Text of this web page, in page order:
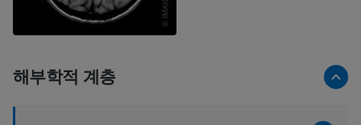
해부학적 계층